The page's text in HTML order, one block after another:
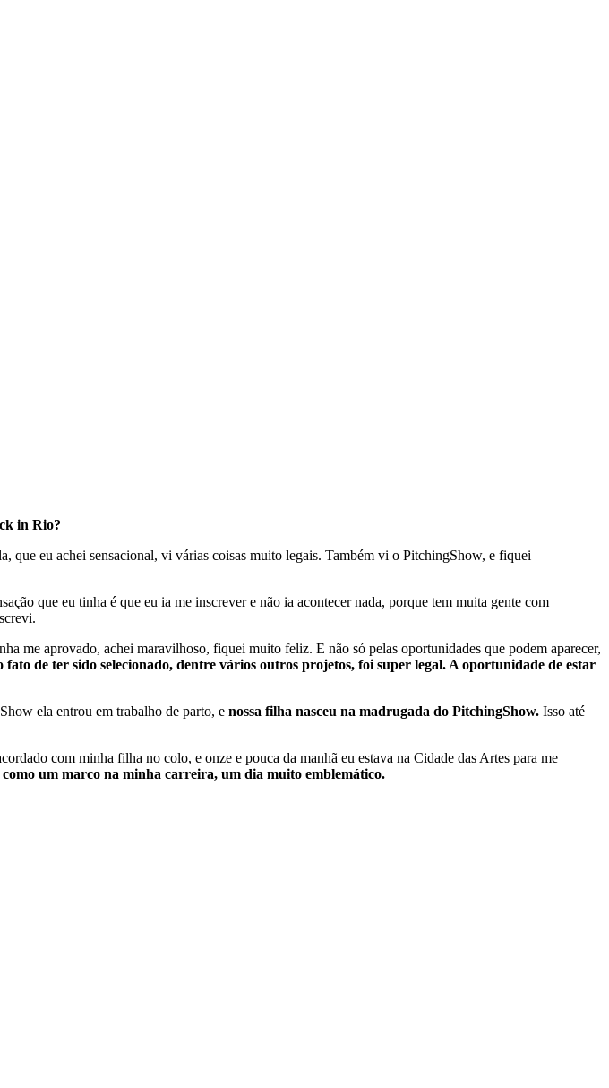
in Rio?
eu achei sensacional, vi várias coisas muito legais. Também vi o PitchingShow, e fiquei
que eu tinha é que eu ia me inscrever e não ia acontecer nada, porque tem muita gente com
me aprovado, achei maravilhoso, fiquei muito feliz. E não só pelas oportunidades que podem aparecer,
fato de ter sido selecionado, dentre vários outros projetos, foi super legal. A oportunidade de estar
ela entrou em trabalho de parto, e nossa filha nasceu na madrugada do PitchingShow. Isso até
com minha filha no colo, e onze e pouca da manhã eu estava na Cidade das Artes para me
um marco na minha carreira, um dia muito emblemático.